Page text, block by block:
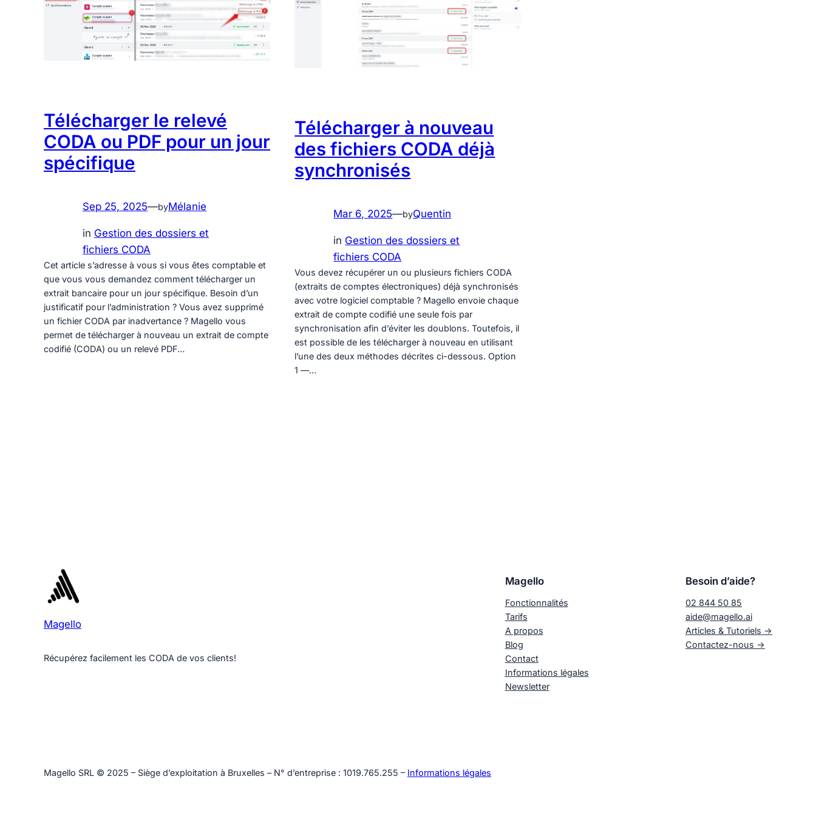
Télécharger le relevé
CODA ou PDF pour un jour
spécifique
Sep 25, 2025—byMélanie
in Gestion des dossiers et
fichiers CODA
Cet article s’adresse à vous si vous êtes comptable et
que vous vous demandez comment télécharger un
extrait bancaire pour un jour spécifique. Besoin d’un
justificatif pour l’administration ? Vous avez supprimé
un fichier CODA par inadvertance ? Magello vous
permet de télécharger à nouveau un extrait de compte
codifié (CODA) ou un relevé PDF…
Télécharger à nouveau
des fichiers CODA déjà
synchronisés
Mar 6, 2025—byQuentin
in Gestion des dossiers et
fichiers CODA
Vous devez récupérer un ou plusieurs fichiers CODA
(extraits de comptes électroniques) déjà synchronisés
avec votre logiciel comptable ? Magello envoie chaque
extrait de compte codifié une seule fois par
synchronisation afin d’éviter les doublons. Toutefois, il
est possible de les télécharger à nouveau en utilisant
l’une des deux méthodes décrites ci-dessous. Option
1 —…
Magello
Récupérez facilement les CODA de vos clients!
Magello
Fonctionnalités
Tarifs
A propos
Blog
Contact
Informations légales
Newsletter
Besoin d’aide?
02 844 50 85
aide@magello.ai
Articles & Tutoriels ->
Contactez-nous ->
Magello SRL © 2025 – Siège d’exploitation à Bruxelles – N° d’entreprise : 1019.765.255 – Informations légales